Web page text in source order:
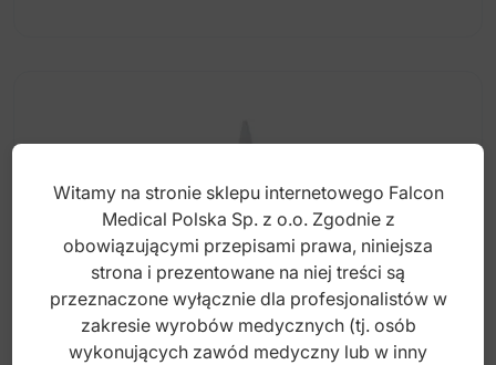
Witamy na stronie sklepu internetowego Falcon
Medical Polska Sp. z o.o. Zgodnie z
obowiązującymi przepisami prawa, niniejsza
strona i prezentowane na niej treści są
przeznaczone wyłącznie dla profesjonalistów w
zakresie wyrobów medycznych (tj. osób
wykonujących zawód medyczny lub w inny